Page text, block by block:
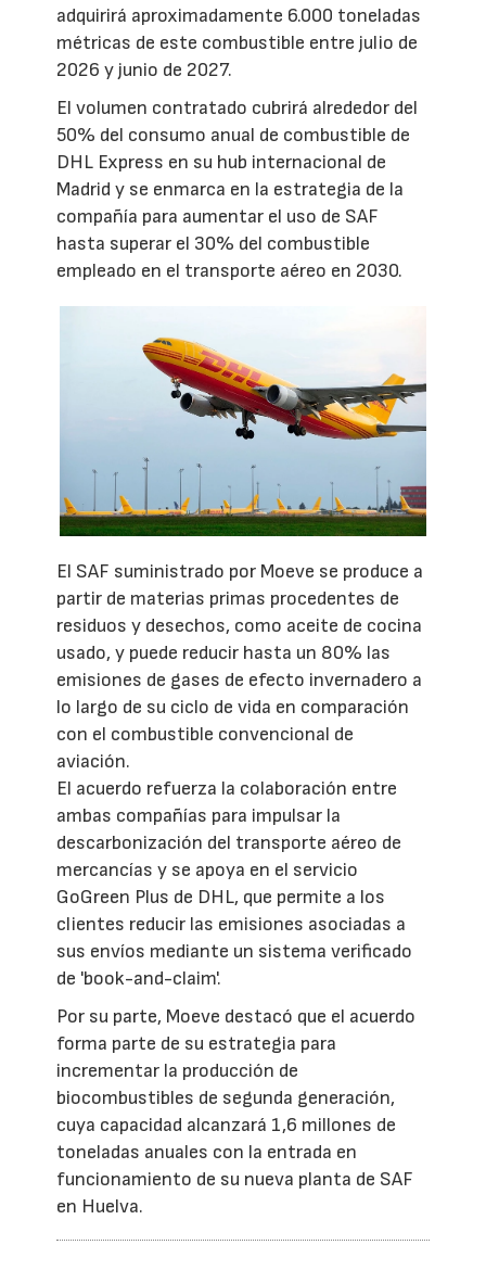
adquirirá aproximadamente 6.000 toneladas
métricas de este combustible entre julio de
2026 y junio de 2027.
El volumen contratado cubrirá alrededor del
50% del consumo anual de combustible de
DHL Express en su hub internacional de
Madrid y se enmarca en la estrategia de la
compañía para aumentar el uso de SAF
hasta superar el 30% del combustible
empleado en el transporte aéreo en 2030.
El SAF suministrado por Moeve se produce a
partir de materias primas procedentes de
residuos y desechos, como aceite de cocina
usado, y puede reducir hasta un 80% las
emisiones de gases de efecto invernadero a
lo largo de su ciclo de vida en comparación
con el combustible convencional de
aviación.
El acuerdo refuerza la colaboración entre
ambas compañías para impulsar la
descarbonización del transporte aéreo de
mercancías y se apoya en el servicio
GoGreen Plus de DHL, que permite a los
clientes reducir las emisiones asociadas a
sus envíos mediante un sistema verificado
de 'book-and-claim'.
Por su parte, Moeve destacó que el acuerdo
forma parte de su estrategia para
incrementar la producción de
biocombustibles de segunda generación,
cuya capacidad alcanzará 1,6 millones de
toneladas anuales con la entrada en
funcionamiento de su nueva planta de SAF
en Huelva.